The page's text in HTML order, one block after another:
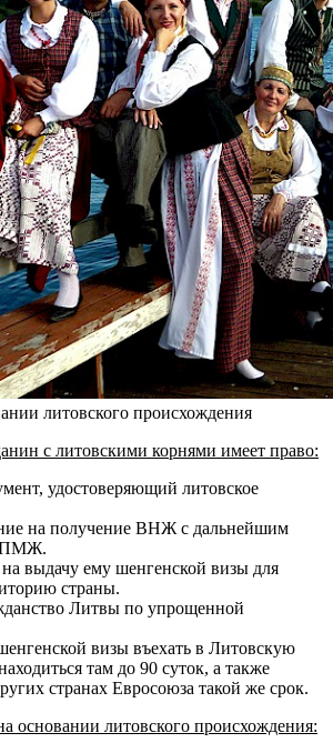
литовского происхождения
с литовскими корнями имеет право:
удостоверяющий литовское
на получение ВНЖ с дальнейшим
ПМЖ.
выдачу ему шенгенской визы для
страны.
Литвы по упрощенной
визы въехать в Литовскую
там до 90 суток, а также
странах Евросоюза такой же срок.
литовского происхождения: